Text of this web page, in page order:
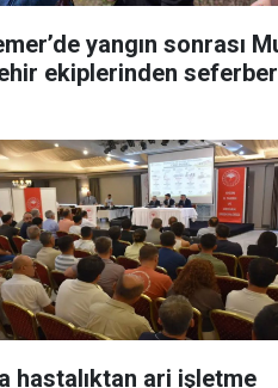
yangın sonrası
ekiplerinden
hastalıktan ari işletme